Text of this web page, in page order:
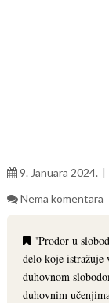
9. Januara 2024.
Nema komentara
"Prodor u
delo koje istražuje
duhovnom
duhovnim